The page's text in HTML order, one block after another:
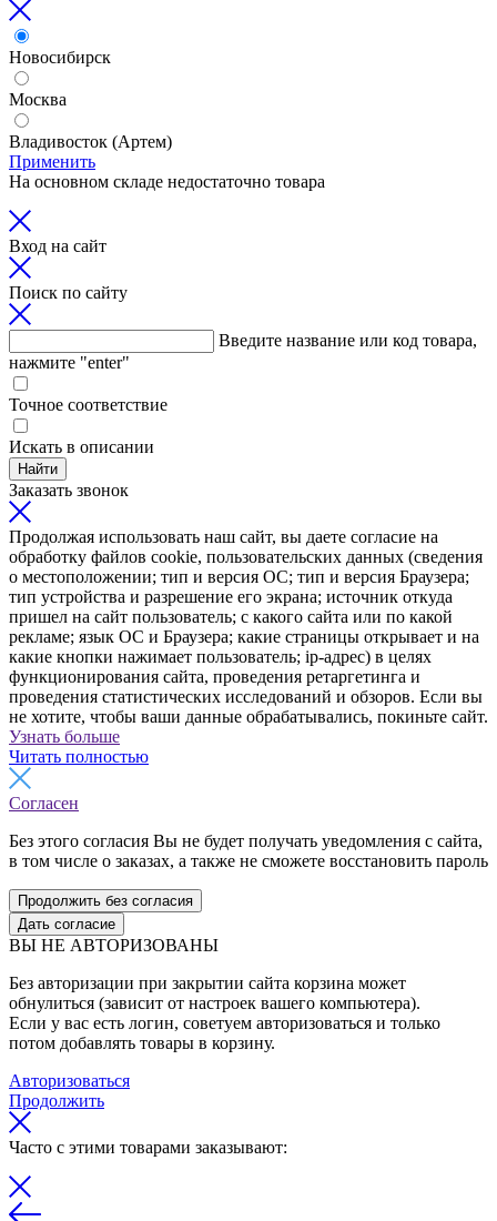
Новосибирск
Москва
Владивосток (Артем)
Применить
На основном складе недостаточно товара
Вход на сайт
Поиск по сайту
Введите название или код товара,
нажмите "enter"
Точное соответствие
Искать в описании
Найти
Заказать звонок
Продолжая использовать наш сайт, вы даете согласие на
обработку файлов cookie, пользовательских данных (сведения
о местоположении; тип и версия ОС; тип и версия Браузера;
тип устройства и разрешение его экрана; источник откуда
пришел на сайт пользователь; с какого сайта или по какой
рекламе; язык ОС и Браузера; какие страницы открывает и на
какие кнопки нажимает пользователь; ip-адрес) в целях
функционирования сайта, проведения ретаргетинга и
проведения статистических исследований и обзоров. Если вы
не хотите, чтобы ваши данные обрабатывались, покиньте сайт.
Узнать больше
Читать полностью
Согласен
Без этого согласия Вы не будет получать уведомления с сайта,
в том числе о заказах, а также не сможете восстановить пароль
Продолжить без согласия
Дать согласие
ВЫ НЕ АВТОРИЗОВАНЫ
Без авторизации при закрытии сайта корзина может
обнулиться (зависит от настроек вашего компьютера).
Если у вас есть логин, советуем авторизоваться и только
потом добавлять товары в корзину.
Авторизоваться
Продолжить
Часто с этими товарами заказывают: